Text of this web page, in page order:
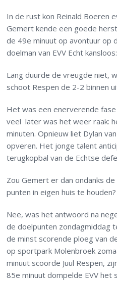
In de rust kon Reinald Boeren
Gemert kende een goede
de 49e minuut op avontuur op
doelman van EVV Echt
Lang duurde de vreugde niet,
schoot Respen de 2-2 binnen
Het was een enerverende
veel later was het weer raak:
minuten. Opnieuw liet Dylan
opveren. Het jonge talent
terugkopbal van de Echtse
Zou Gemert er dan ondanks
punten in eigen huis te houden?
Nee, was het antwoord na
de doelpunten zondagmiddag
de minst scorende ploeg van
op sportpark Molenbroek
minuut scoorde Juul Respen,
85e minuut dompelde EVV het